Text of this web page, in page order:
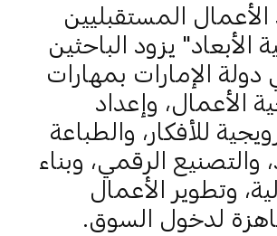
الأعمال المستقبليين
الأبعاد" يزود الباحثين
الإمارات بمهارات
الأعمال، وإعداد
للأفكار، والطباعة
والتصنيع الرقمي، وبناء
وتطوير الأعمال
لدخول السوق.